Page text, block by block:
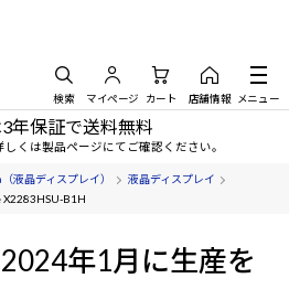
検索 マイページ カート 店舗情報 メニュー
年保証で送料無料
くは製品ページにてご確認ください。
液晶ディスプレイ）
液晶ディスプレイ
X2283HSU-B1H
年1月に生産を